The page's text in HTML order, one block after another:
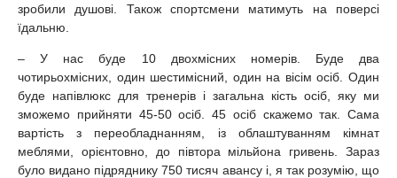
зробили душові. Також спортсмени матимуть на поверсі
їдальню.
– У нас буде 10 двохмісних номерів. Буде два
чотирьохмісних, один шестимісний, один на вісім осіб. Один
буде напівлюкс для тренерів і загальна кість осіб, яку ми
зможемо прийняти 45-50 осіб. 45 осіб скажемо так. Сама
вартість з переобладнанням, із облаштуванням кімнат
меблями, орієнтовно, до півтора мільйона гривень. Зараз
було видано підряднику 750 тисяч авансу і, я так розумію, що